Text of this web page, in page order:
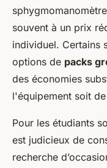
souvent à un prix
individuel. Certains
options de packs
des économies
l'équipement soit
Pour les étudiants
est judicieux de
recherche